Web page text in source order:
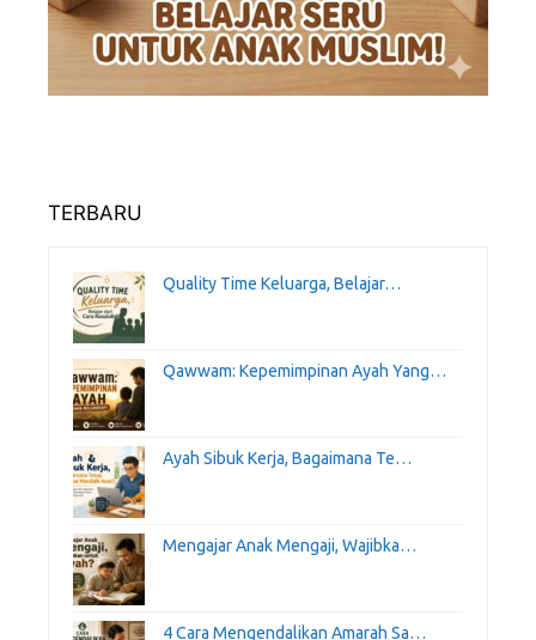
TERBARU
Quality Time Keluarga, Belajar…
Qawwam: Kepemimpinan Ayah Yang…
Ayah Sibuk Kerja, Bagaimana Te…
Mengajar Anak Mengaji, Wajibka…
4 Cara Mengendalikan Amarah Sa…